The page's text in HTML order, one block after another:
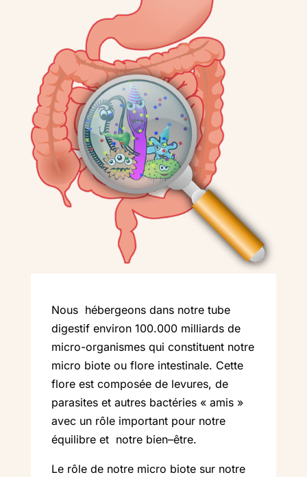
Nous hébergeons dans notre tube
digestif environ 100.000 milliards de
micro-organismes qui constituent notre
micro biote ou flore intestinale. Cette
flore est composée de levures, de
parasites et autres bactéries « amis »
avec un rôle important pour notre
équilibre et notre bien–être.
Le rôle de notre micro biote sur notre